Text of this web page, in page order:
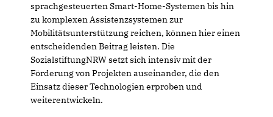
sprachgesteuerten Smart-Home-Systemen bis hin
zu komplexen Assistenzsystemen zur
Mobilitätsunterstützung reichen, können hier einen
entscheidenden Beitrag leisten. Die
SozialstiftungNRW setzt sich intensiv mit der
Förderung von Projekten auseinander, die den
Einsatz dieser Technologien erproben und
weiterentwickeln.